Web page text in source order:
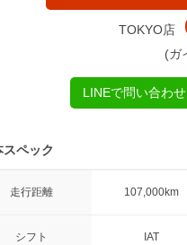
TOKYO店
(ガ
LINEで問い合わ
スペック
走行距離 107,000km
シフト IAT